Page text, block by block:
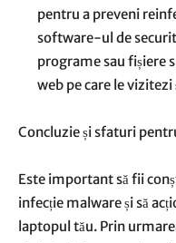
pentru a preveni
software-ul de
programe sau fișiere
web pe care le
Concluzie și sfaturi
Este important să fii
infecție malware și să
laptopul tău. Prin